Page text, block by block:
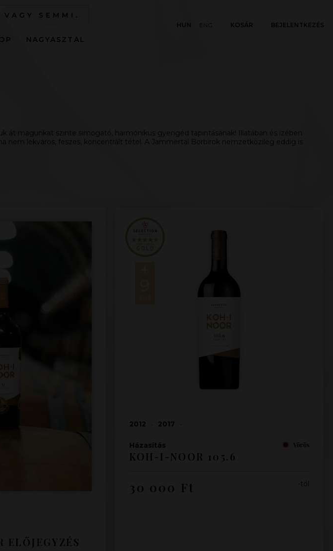
NAGYASZTAL
HUN ENG KOSÁR BEJELENTKEZÉS
át magunkat szinte simogató, harmónikus gyengéd tapintásának! Illatában és ízében
lekváros, feszes, koncentrált tétel. A Jammertal Borbirok nemzetközileg eddig is
ELŐJEGYZÉS
2012 2017
Házasítás Vörös
KOH-I-NOOR 105.6
30 000 Ft -tól